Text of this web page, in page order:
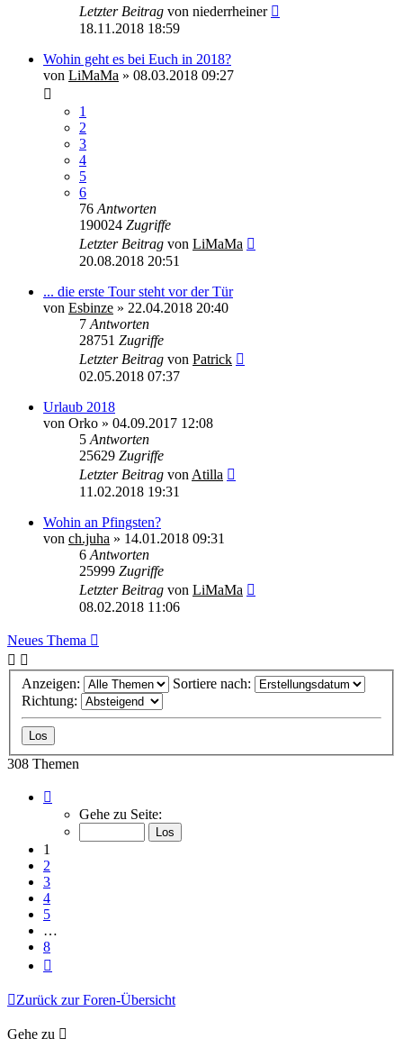
Letzter Beitrag von niederrheiner
18.11.2018 18:59
Wohin geht es bei Euch in 2018?
von LiMaMa » 08.03.2018 09:27
1
2
3
4
5
6
76 Antworten
190024 Zugriffe
Letzter Beitrag von LiMaMa
20.08.2018 20:51
... die erste Tour steht vor der Tür
von Esbinze » 22.04.2018 20:40
7 Antworten
28751 Zugriffe
Letzter Beitrag von Patrick
02.05.2018 07:37
Urlaub 2018
von Orko » 04.09.2017 12:08
5 Antworten
25629 Zugriffe
Letzter Beitrag von Atilla
11.02.2018 19:31
Wohin an Pfingsten?
von ch.juha » 14.01.2018 09:31
6 Antworten
25999 Zugriffe
Letzter Beitrag von LiMaMa
08.02.2018 11:06
Neues Thema
Anzeigen:
Sortiere nach:
Richtung:
308 Themen
von
Gehe zu Seite:
1
2
3
4
5
…
8
Zurück zur Foren-Übersicht
Gehe zu